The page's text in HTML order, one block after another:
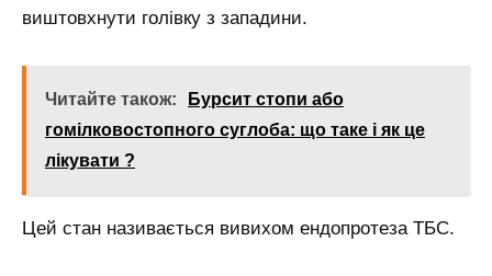
виштовхнути голівку з западини.
Читайте також:
Бурсит стопи або
гомілковостопного суглоба: що таке і як це
лікувати ?
Цей стан називається вивихом ендопротеза ТБС.